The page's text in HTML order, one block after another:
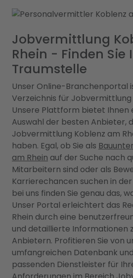
Jobvermittlung
Rhein - Finden Sie
Traumstelle
Unser Online-Branchenportal
Verzeichnis für Jobvermittlung
Unsere Plattform bietet Ihnen
Auswahl der besten Anbieter,
Jobvermittlung Koblenz am
haben. Egal, ob Sie als
am Rhein auf der Suche nach
Mitarbeitern sind oder als
Karrierechancen suchen in
bei uns finden Sie genau das,
Unser Portal erleichtert das
Rhein durch eine
und detaillierte Informationen
Anbietern. Profitieren Sie von
umfangreichen Datenbank
passenden Dienstleister für